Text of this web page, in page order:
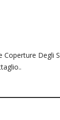
Coperture Degli